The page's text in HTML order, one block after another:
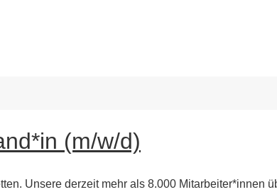
(m/w/d)
Unsere derzeit mehr als 8.000 Mitarbeiter*innen